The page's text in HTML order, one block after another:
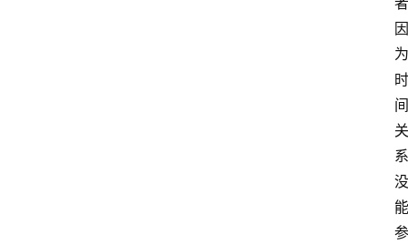
因
为
时
间
关
系
没
能
参